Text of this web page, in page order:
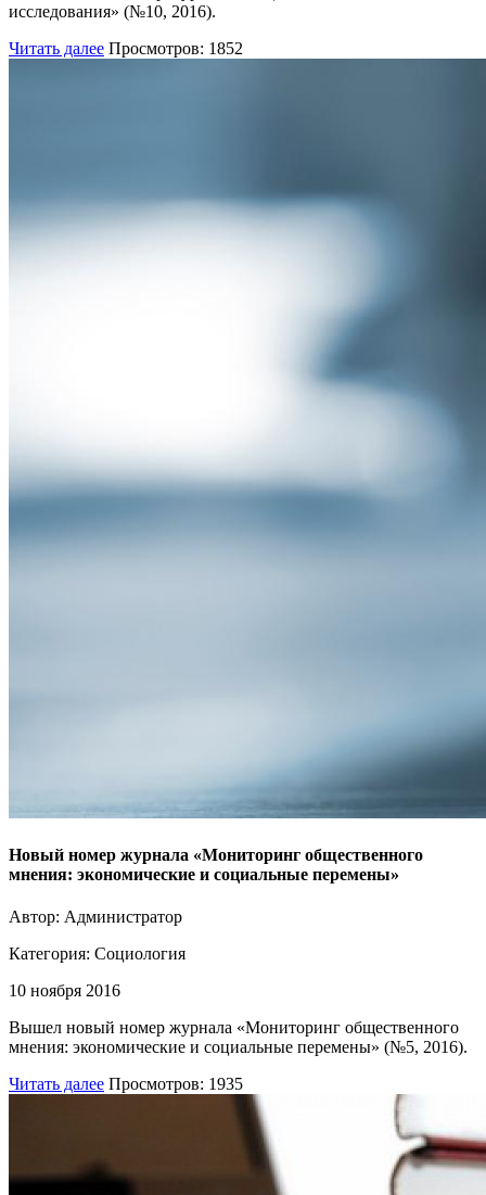
исследования» (№10, 2016).
Читать далее Просмотров: 1852
Новый номер журнала «Мониторинг общественного
мнения: экономические и социальные перемены»
Автор: Администратор
Категория: Социология
10 ноября 2016
Вышел новый номер журнала «Мониторинг общественного
мнения: экономические и социальные перемены» (№5, 2016).
Читать далее Просмотров: 1935